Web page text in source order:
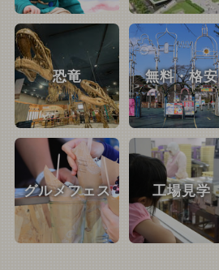
恐竜 無料・格安
グルメフェス 工場見学